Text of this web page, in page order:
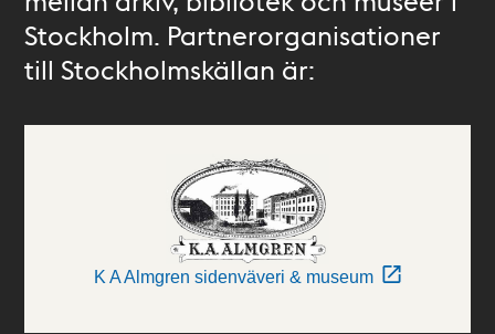
Stockholm. Partnerorganisationer
till Stockholmskällan är:
K A Almgren sidenväveri & museum